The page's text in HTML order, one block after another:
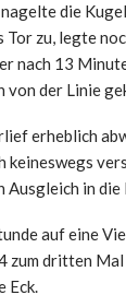
die
zu, legte
nach 13
von der Linie
erheblich
keineswegs
Ausgleich in die
auf eine
zum dritten
Eck.